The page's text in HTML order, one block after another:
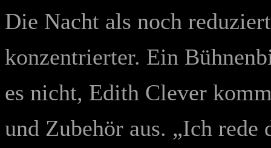
Die Nacht als noch
konzentrierter. Ein
es nicht, Edith Clever
und Zubehör aus. „Ich rede